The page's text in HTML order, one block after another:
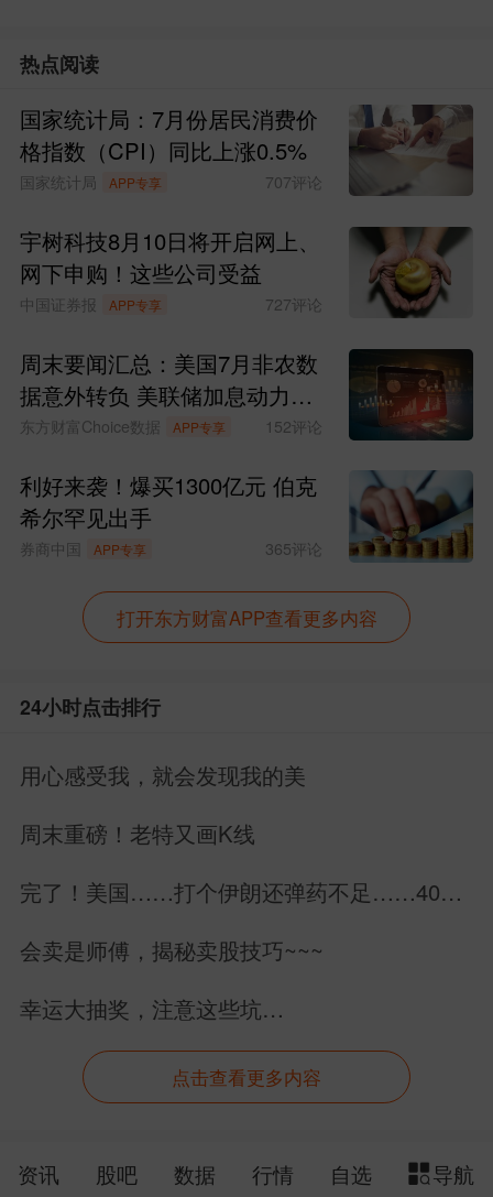
午3时举行“新征程上的奋斗者”中外记者见
面会，请海关系统代表围绕“为国把关为民
造福”与中外记者见面交流。
（5）第十二届中国（上海）国际技术
进出口交易会将于6月11日至13日在上海
世博展览馆举办，主题为“打造技术贸易新
（6）第九届财新夏季峰会将于6月11
至12日在香港；6月16至17日在浙江杭州
举行，以“蓄力创新共谋发展”为主题。
（7）中证指数有限公司将于6月11日
指数，反映港股通范围内分红水平较高且
（8）贵州茅台2025年度股东大会将
于6月11日在贵州省仁怀市茅台镇茅台会
3，北交所）。
债。
（11）*ST生物：6月11日开市起停牌
险警示，股票简称变更为“南华生物”。
热点阅读
国家统计局：7月份居民消费价
格指数（CPI）同比上涨0.5%
国家统计局 APP专享 707评论
宇树科技8月10日将开启网上、
网下申购！这些公司受益
中国证券报 APP专享 727评论
周末要闻汇总：美国7月非农数
据意外转负 美联储加息动力骤
减
东方财富Choice数据 APP专享 152评论
利好来袭！爆买1300亿元 伯克
希尔罕见出手
券商中国 APP专享 365评论
打开东方财富APP查看更多内容
24小时点击排行
用心感受我，就会发现我的美
周末重磅！老特又画K线
完了！美国……打个伊朗还弹药不足……40万
会卖是师傅，揭秘卖股技巧~~~
幸运大抽奖，注意这些坑…
点击查看更多内容
资讯 股吧 数据 行情 自选 导航